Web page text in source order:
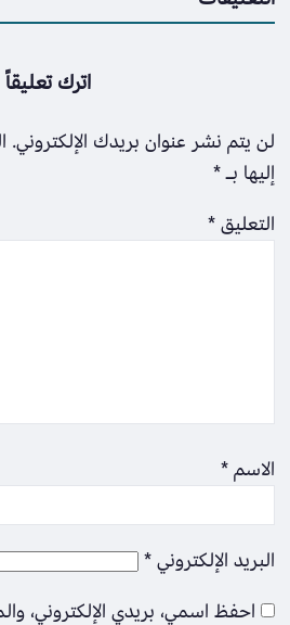
اترك تعليقاً
لن يتم نشر عنوان بريدك الإلكتروني.
إليها بـ*
التعليق*
الاسم*
البريد الإلكتروني*
احفظ اسمي، بريدي الإلكتروني،